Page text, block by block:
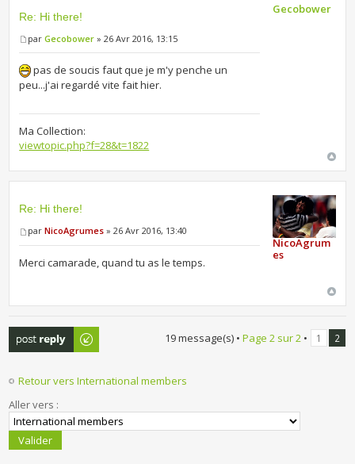
Re: Hi there!
parGecobower » 26 Avr 2016, 13:15
pas de soucis faut que je m'y penche un
peu...j'ai regardé vite fait hier.
Ma Collection:
viewtopic.php?f=28&t=1822
Gecobower
Re: Hi there!
parNicoAgrumes » 26 Avr 2016, 13:40
Merci camarade, quand tu as le temps.
NicoAgrum
es
Publier une
réponse
19 message(s) • Page 2sur2• 1 2
Retour vers International members
Aller vers :